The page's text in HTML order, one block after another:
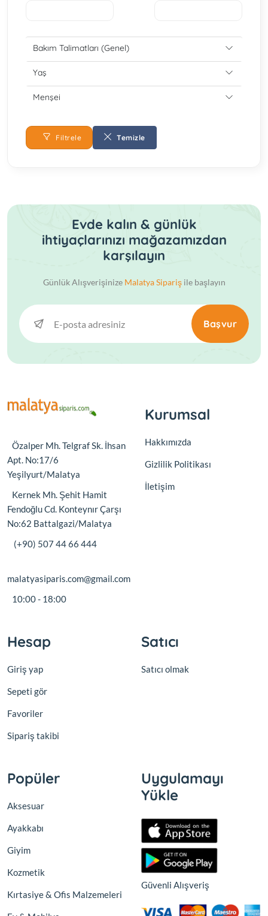
Bakım Talimatları (Genel)
Yaş
Menşei
Filtrele Temizle
Evde kalın & günlük
ihtiyaçlarınızı mağazamızdan
karşılayın
Günlük Alışverişinize Malatya Siparişile başlayın
Başvur
Özalper Mh. Telgraf Sk. İhsan
Apt. No:17/6
Yeşilyurt/Malatya
Kernek Mh. Şehit Hamit
Fendoğlu Cd. Konteynır Çarşı
No:62 Battalgazi/Malatya
(+90) 507 44 66 444
malatyasiparis.com@gmail.com
10:00 - 18:00
Kurumsal
Hakkımızda
Gizlilik Politikası
İletişim
Hesap
Giriş yap
Sepeti gör
Favoriler
Sipariş takibi
Satıcı
Satıcı olmak
Popüler
Aksesuar
Ayakkabı
Giyim
Kozmetik
Kırtasiye & Ofis Malzemeleri
Uygulamayı
Yükle
Güvenli Alışveriş